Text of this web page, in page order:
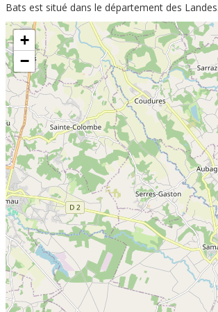
Bats est situé dans le département des
+
−